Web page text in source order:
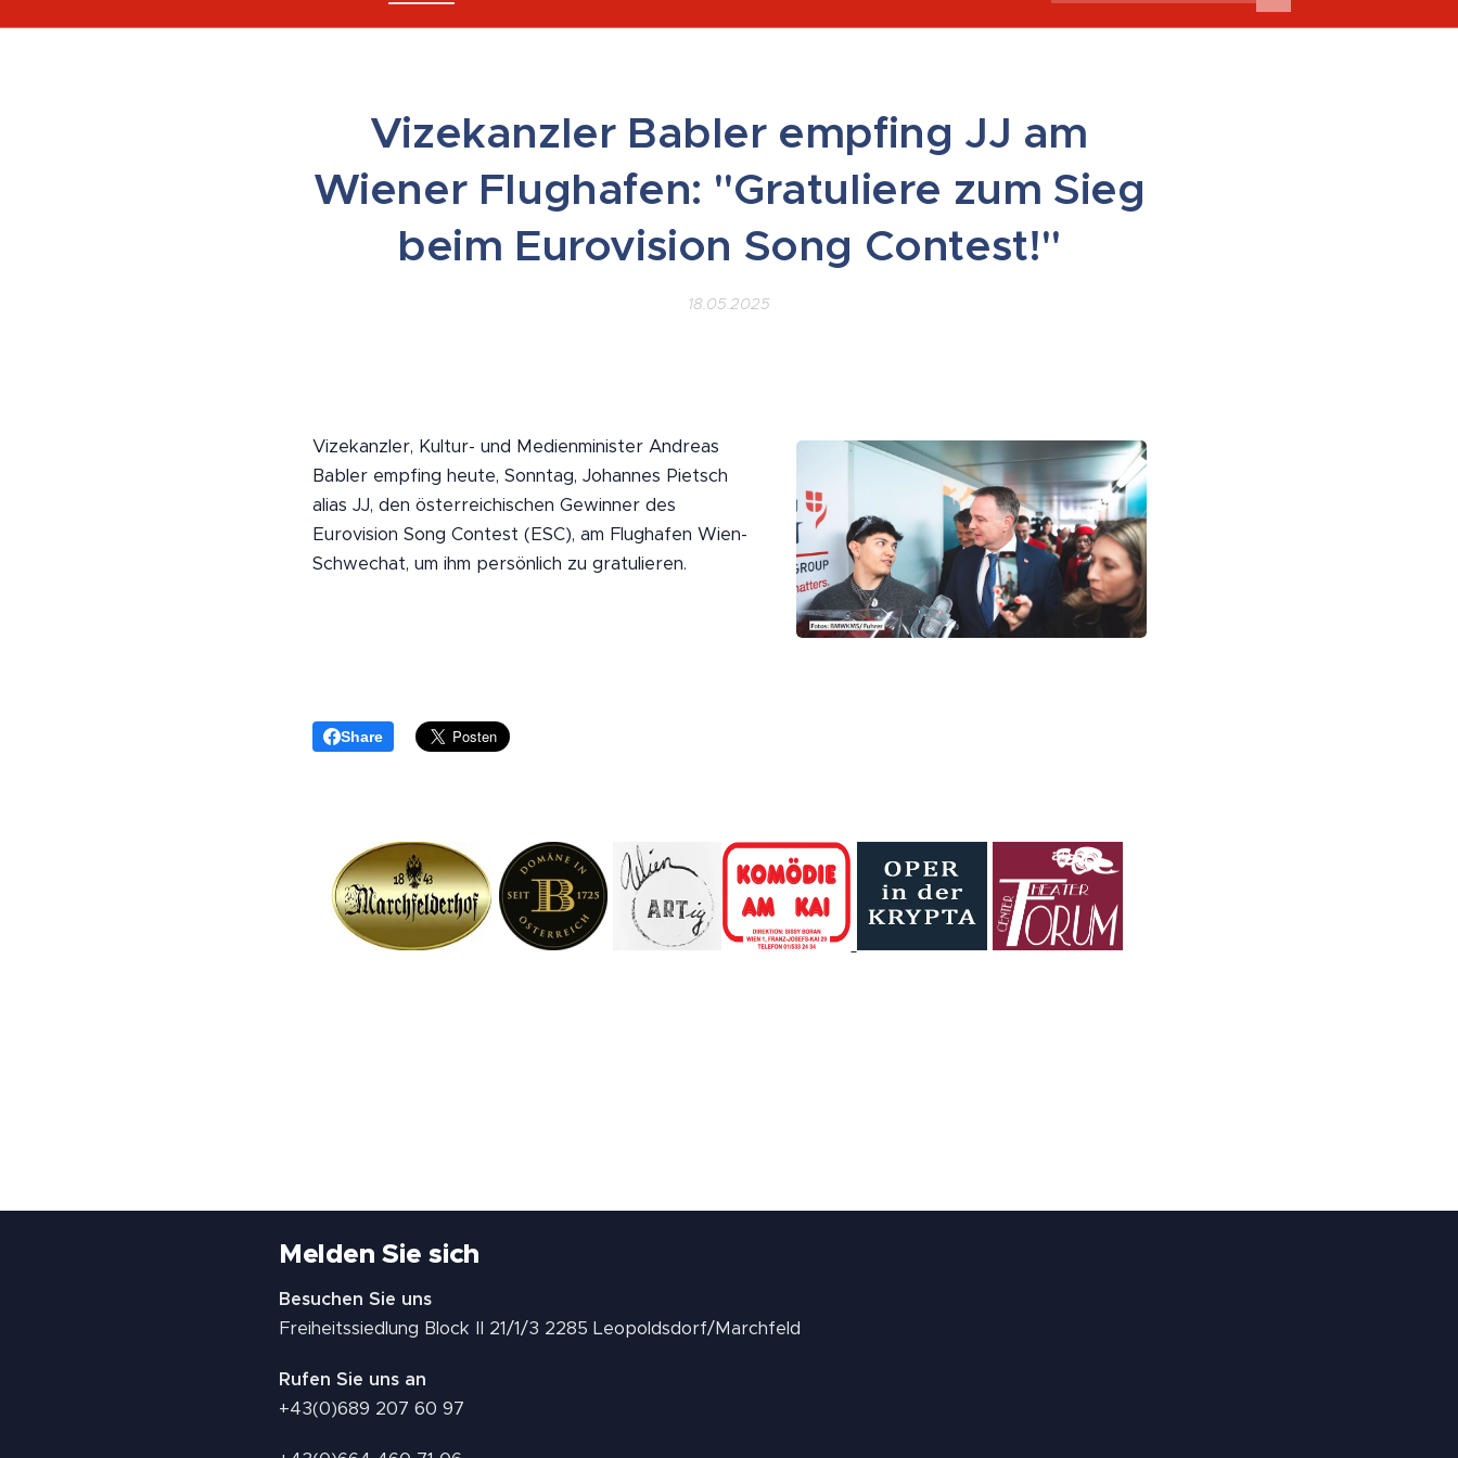
Vizekanzler Babler empfing JJ am
Wiener Flughafen: "Gratuliere zum Sieg
beim Eurovision Song Contest!"
18.05.2025
Vizekanzler, Kultur- und Medienminister Andreas
Babler empfing heute, Sonntag, Johannes Pietsch
alias JJ, den österreichischen Gewinner des
Eurovision Song Contest (ESC), am Flughafen Wien-
Schwechat, um ihm persönlich zu gratulieren.
Share
Melden Sie sich
Besuchen Sie uns
Freiheitssiedlung Block II 21/1/3 2285 Leopoldsdorf/Marchfeld
Rufen Sie uns an
+43(0)689 207 60 97